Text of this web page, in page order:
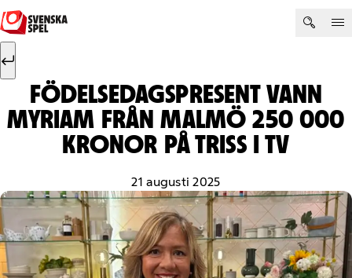
Hoppa till innehåll
Sök efter:
FÖDELSEDAGSPRESENT VANN
MYRIAM FRÅN MALMÖ 250 000
KRONOR PÅ TRISS I TV
21 augusti 2025